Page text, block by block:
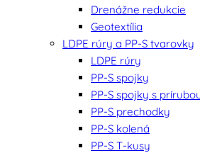
Drenážne redukcie
Geotextília
LDPE rúry a PP-S tvarovky
LDPE rúry
PP-S spojky
PP-S spojky s
PP-S prechodky
PP-S kolená
PP-S T-kusy